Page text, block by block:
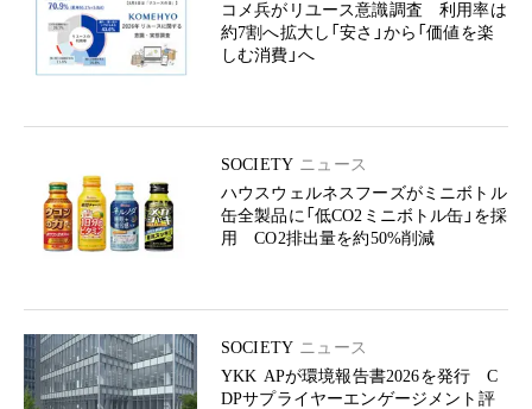
コメ兵がリユース意識調査 利用率は
約7割へ拡大し「安さ」から「価値を楽
しむ消費」へ
SOCIETY ニュース
ハウスウェルネスフーズがミニボトル
缶全製品に「低CO2ミニボトル缶」を採
用 CO2排出量を約50%削減
SOCIETY ニュース
YKK APが環境報告書2026を発行 C
DPサプライヤーエンゲージメント評